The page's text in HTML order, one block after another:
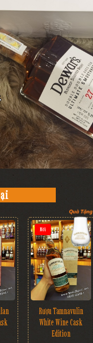
Mới
Rượu Tamnavulin
White Wine Cask
Edition